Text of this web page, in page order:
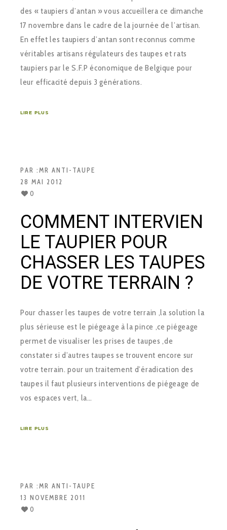
des « taupiers d’antan » vous accueillera ce dimanche
17 novembre dans le cadre de la journée de l’artisan.
En effet les taupiers d’antan sont reconnus comme
véritables artisans régulateurs des taupes et rats
taupiers par le S.F.P économique de Belgique pour
leur efficacité depuis 3 générations.
LIRE PLUS
PAR :MR ANTI-TAUPE
28 MAI 2012
0
COMMENT INTERVIEN
LE TAUPIER POUR
CHASSER LES TAUPES
DE VOTRE TERRAIN ?
Pour chasser les taupes de votre terrain ,la solution la
plus sérieuse est le piégeage à la pince ,ce piégeage
permet de visualiser les prises de taupes ,de
constater si d’autres taupes se trouvent encore sur
votre terrain. pour un traitement d’éradication des
taupes il faut plusieurs interventions de piégeage de
vos espaces vert, la…
LIRE PLUS
PAR :MR ANTI-TAUPE
13 NOVEMBRE 2011
0